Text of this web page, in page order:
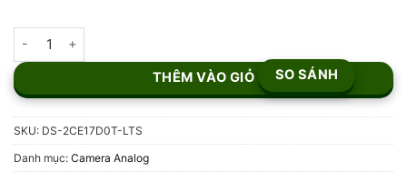
THÊM VÀO GIỎ SO SÁNH
SKU: DS-2CE17D0T-LTS
Danh mục: Camera Analog